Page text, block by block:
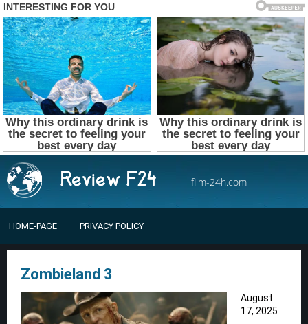
film-24h.com
HOME-PAGE PRIVACY POLICY
Zombieland 3
August
17, 2025